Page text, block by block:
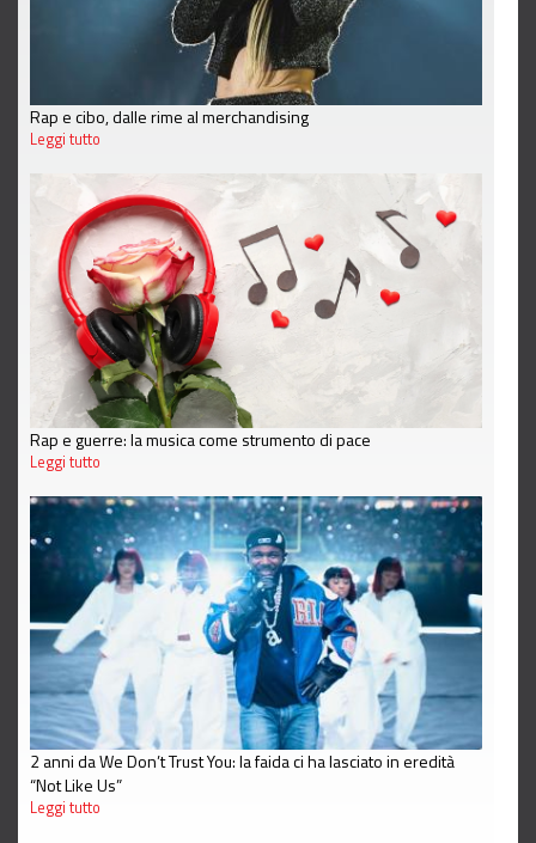
Rap e cibo, dalle rime al merchandising
Leggi tutto
Rap e guerre: la musica come strumento di pace
Leggi tutto
2 anni da We Don’t Trust You: la faida ci ha lasciato in eredità
“Not Like Us”
Leggi tutto